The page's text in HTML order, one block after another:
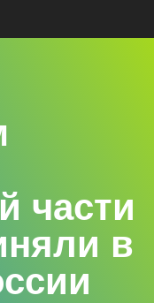
части
в